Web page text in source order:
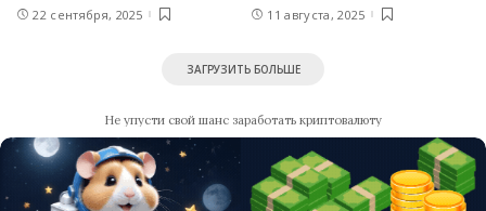
22 сентября, 2025 11 августа, 2025
ЗАГРУЗИТЬ БОЛЬШЕ
Не упусти свой шанс заработать криптовалюту